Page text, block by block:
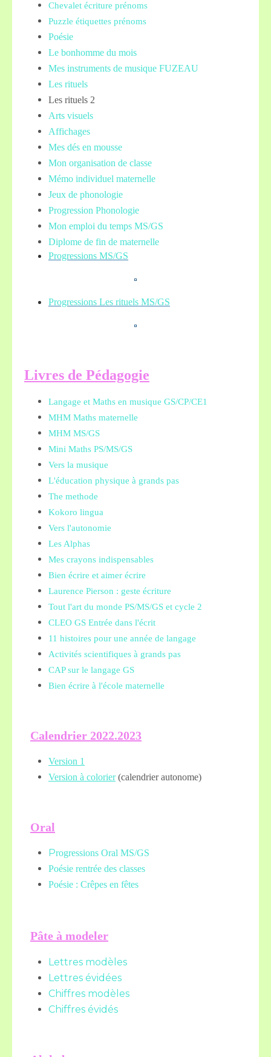
Chevalet écriture prénoms
Puzzle étiquettes prénoms
Poésie
Le bonhomme du mois
Mes instruments de musique FUZEAU
Les rituels
Les rituels 2
Arts visuels
Affichages
Mes dés en mousse
Mon organisation de classe
Mémo individuel maternelle
Jeux de phonologie
Progression Phonologie
Mon emploi du temps MS/GS
Diplome de fin de maternelle
Progressions MS/GS
Progressions Les rituels MS/GS
Livres de Pédagogie
Langage et Maths en musique GS/CP/CE1
MHM Maths maternelle
MHM MS/GS
Mini Maths PS/MS/GS
Vers la musique
L'éducation physique à grands pas
The methode
Kokoro lingua
Vers l'autonomie
Les Alphas
Mes crayons indispensables
Bien écrire et aimer écrire
Laurence Pierson : geste écriture
Tout l'art du monde PS/MS/GS et cycle 2
CLEO GS Entrée dans l'écrit
11 histoires pour une année de langage
Activités scientifiques à grands pas
CAP sur le langage GS
Bien écrire à l'école maternelle
Calendrier 2022.2023
Version 1
Version à colorier(calendrier autonome)
Oral
Progressions Oral MS/GS
Poésie rentrée des classes
Poésie : Crêpes en fêtes
Pâte à modeler
Lettres modèles
Lettres évidées
Chiffres modèles
Chiffres évidés